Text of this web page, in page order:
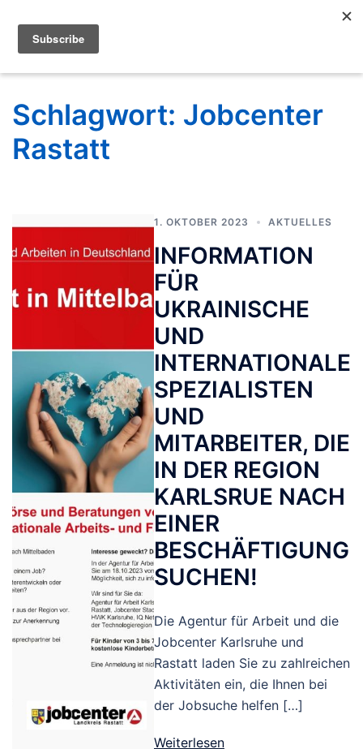
Schlagwort: Jobcenter
Rastatt
1. OKTOBER 2023 AKTUELLES
INFORMATION
FÜR
UKRAINISCHE
UND
INTERNATIONALE
SPEZIALISTEN
UND
MITARBEITER, DIE
IN DER REGION
KARLSRUE NACH
EINER
BESCHÄFTIGUNG
SUCHEN!
Die Agentur für Arbeit und die
Jobcenter Karlsruhe und
Rastatt laden Sie zu zahlreichen
Aktivitäten ein, die Ihnen bei
der Jobsuche helfen […]
Weiterlesen